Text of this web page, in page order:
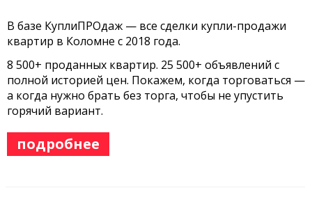
В базе КуплиПРОдаж — все сделки купли-продажи
квартир в Коломне с 2018 года.
8 500+ проданных квартир. 25 500+ объявлений с
полной историей цен. Покажем, когда торговаться —
а когда нужно брать без торга, чтобы не упустить
горячий вариант.
подробнее